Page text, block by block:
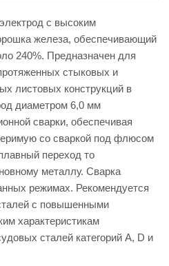
с высоким
железа, обеспечивающий
240%. Предназначен для
стыковых и
листовых конструкций в
диаметром 6,0 мм
сварки, обеспечивая
со сваркой под флюсом
переход то
металлу. Сварка
режимах. Рекомендуется
с повышенными
характеристикам
сталей категорий A, D и